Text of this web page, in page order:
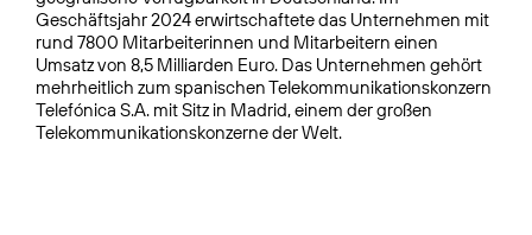
Geschäftsjahr 2024 erwirtschaftete das Unternehmen mit
rund 7800 Mitarbeiterinnen und Mitarbeitern einen
Umsatz von 8,5 Milliarden Euro. Das Unternehmen gehört
mehrheitlich zum spanischen Telekommunikationskonzern
Telefónica S.A. mit Sitz in Madrid, einem der großen
Telekommunikationskonzerne der Welt.